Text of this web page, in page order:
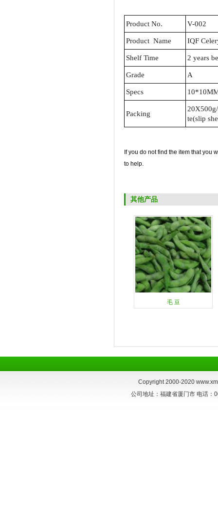
Product No. V-002
Product Name IQF
Shelf Time 2 years
Grade A
Specs
Packing
te(slip
If you do not find the item that you
to help.
其他产品
毛 豆
Copyright 2000-2020
公司地址：福建省厦门市 电话